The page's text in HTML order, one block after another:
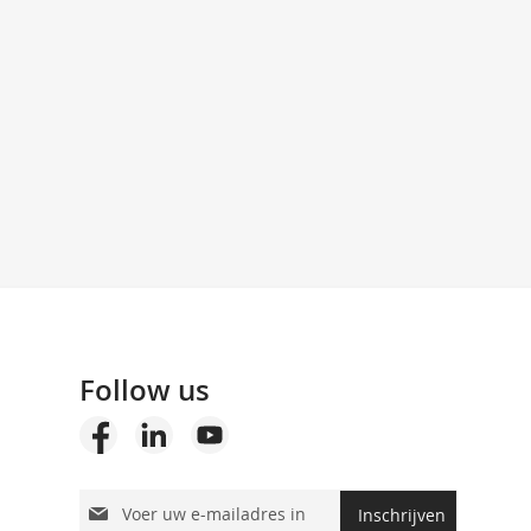
Follow us
Abonneer
Inschrijven